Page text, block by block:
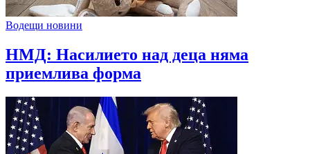
Водещи новини
НМД: Насилието над деца няма
приемлива форма